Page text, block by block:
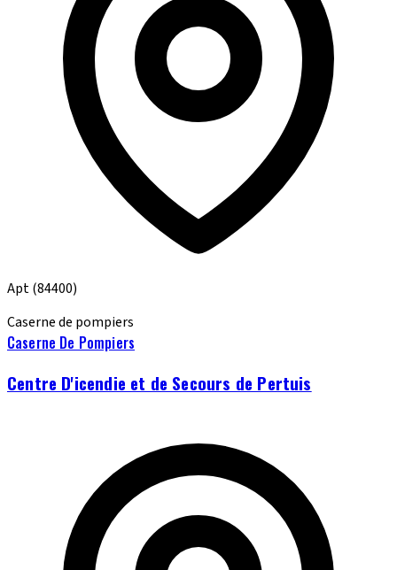
Apt(84400)
Caserne de pompiers
Caserne De Pompiers
Centre D'icendie et de Secours de Pertuis